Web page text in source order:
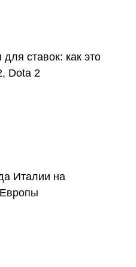
ставок: как это
Dota 2
Италии на